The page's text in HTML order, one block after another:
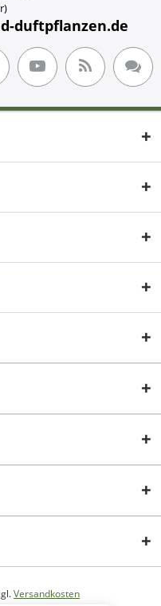
duftpflanzen.de
Versandkosten